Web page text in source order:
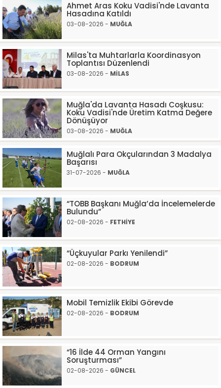
Ahmet Aras Koku Vadisi'nde Lavanta
Hasadına Katıldı
03-08-2026 - MUĞLA
Milas'ta Muhtarlarla Koordinasyon
Toplantısı Düzenlendi
03-08-2026 - MİLAS
Muğla'da Lavanta Hasadı Coşkusu:
Koku Vadisi'nde Üretim Katma Değere
Dönüşüyor
03-08-2026 - MUĞLA
Muğlalı Para Okçularından 3 Madalya
Başarısı
31-07-2026 - MUĞLA
“TOBB Başkanı Muğla’da İncelemelerde
Bulundu”
02-08-2026 - FETHİYE
“Üçkuyular Parkı Yenilendi”
02-08-2026 - BODRUM
Mobil Temizlik Ekibi Görevde
02-08-2026 - BODRUM
“16 İlde 44 Orman Yangını
Soruşturması”
02-08-2026 - GÜNCEL